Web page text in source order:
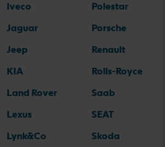
Iveco
Jaguar
Jeep
KIA
Land Rover
Lexus
Lynk&Co
Polestar
Porsche
Renault
Rolls-Royce
Saab
SEAT
Skoda